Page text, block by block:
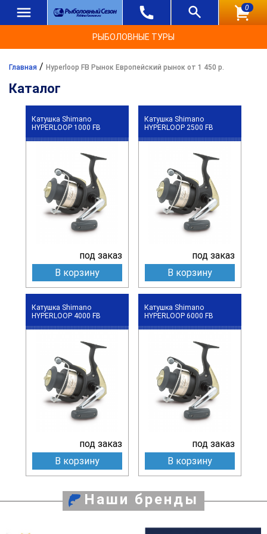
0
РЫБОЛОВНЫЕ ТУРЫ
Главная / Hyperloop FB Рынок Европейский рынок от 1 450 р.
Каталог
Катушка Shimano
HYPERLOOP 1000 FB
под заказ
В корзину
Катушка Shimano
HYPERLOOP 2500 FB
под заказ
В корзину
Катушка Shimano
HYPERLOOP 4000 FB
под заказ
В корзину
Катушка Shimano
HYPERLOOP 6000 FB
под заказ
В корзину
Наши бренды